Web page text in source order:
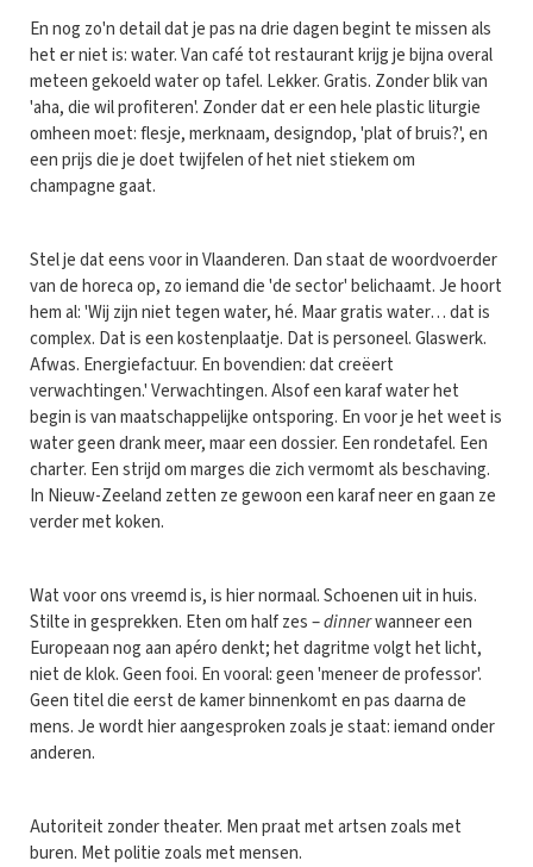
En nog zo'n detail dat je pas na drie dagen begint te missen als
het er niet is: water. Van café tot restaurant krijg je bijna overal
meteen gekoeld water op tafel. Lekker. Gratis. Zonder blik van
'aha, die wil profiteren'. Zonder dat er een hele plastic liturgie
omheen moet: flesje, merknaam, designdop, 'plat of bruis?', en
een prijs die je doet twijfelen of het niet stiekem om
champagne gaat.
Stel je dat eens voor in Vlaanderen. Dan staat de woordvoerder
van de horeca op, zo iemand die 'de sector' belichaamt. Je hoort
hem al: 'Wij zijn niet tegen water, hé. Maar gratis water… dat is
complex. Dat is een kostenplaatje. Dat is personeel. Glaswerk.
Afwas. Energiefactuur. En bovendien: dat creëert
verwachtingen.' Verwachtingen. Alsof een karaf water het
begin is van maatschappelijke ontsporing. En voor je het weet is
water geen drank meer, maar een dossier. Een rondetafel. Een
charter. Een strijd om marges die zich vermomt als beschaving.
In Nieuw-Zeeland zetten ze gewoon een karaf neer en gaan ze
verder met koken.
Wat voor ons vreemd is, is hier normaal. Schoenen uit in huis.
Stilte in gesprekken. Eten om half zes –dinnerwanneer een
Europeaan nog aan apéro denkt; het dagritme volgt het licht,
niet de klok. Geen fooi. En vooral: geen 'meneer de professor'.
Geen titel die eerst de kamer binnenkomt en pas daarna de
mens. Je wordt hier aangesproken zoals je staat: iemand onder
anderen.
Autoriteit zonder theater. Men praat met artsen zoals met
buren. Met politie zoals met mensen.